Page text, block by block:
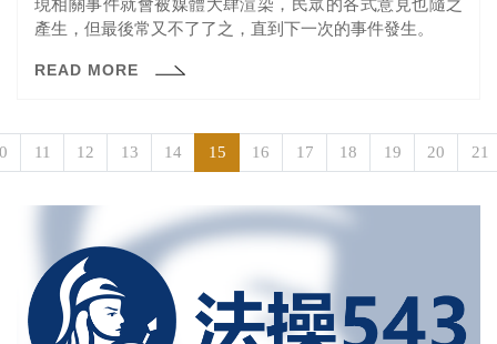
現相關事件就會被媒體大肆渲染，民眾的各式意見也隨之
產生，但最後常又不了了之，直到下一次的事件發生。
READ MORE
11 12 13 14 15 16 17 18 19 20 21